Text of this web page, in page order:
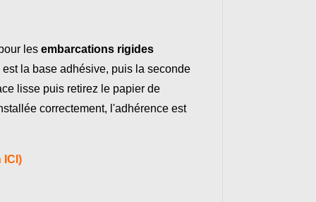
les embarcations rigides
la base adhésive, puis la seconde
lisse puis retirez le papier de
correctement, l'adhérence est
ICI)